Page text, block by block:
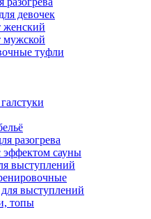
девочек
женский
мужской
туфли
разогрева
сауны
выступлений
выступлений
топы